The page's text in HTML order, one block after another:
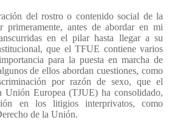
del rostro o contenido social de la
primeramente, antes de abordar en mi
en el pilar hasta llegar a su
que el TFUE contiene varios
para la puesta en marcha de
de ellos abordan cuestiones, como
por razón de sexo, que el
Unión Europea (TJUE) ha consolidado,
en los litigios interprivatos, como
de la Unión.